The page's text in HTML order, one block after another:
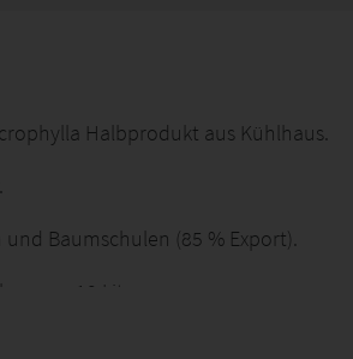
Halbprodukt aus Kühlhaus.
Baumschulen (85 % Export).
von 10 Liter.
um neue Sorten zu kreieren.